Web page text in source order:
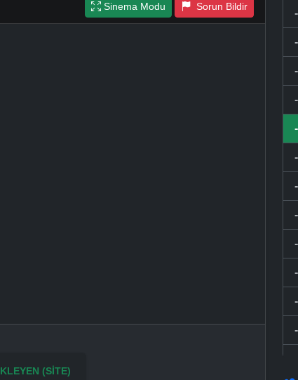
Sinema Modu Sorun Bildir
(SITE)
-
-
-
-
-
-
-
-
-
-
-
-